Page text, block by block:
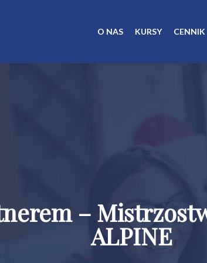
O NAS KURSY CENNIK
–
ALPINE